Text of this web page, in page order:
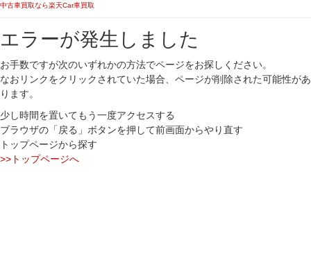
中古車買取なら楽天Car車買取
エラーが発生しました
お手数ですが次のいずれかの方法でページをお探しください。
なおリンクをクリックされていた場合、ページが削除された可能性があ
ります。
少し時間を置いてもう一度アクセスする
ブラウザの「戻る」ボタンを押して前画面からやり直す
トップページから探す
>>トップページへ